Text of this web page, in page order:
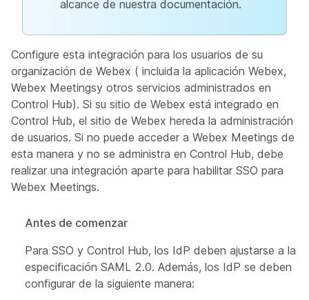
alcance de nuestra documentación.
Configure esta integración para los usuarios de su
organización de Webex ( incluida la aplicación Webex,
Webex Meetingsy otros servicios administrados en
Control Hub). Si su sitio de Webex está integrado en
Control Hub, el sitio de Webex hereda la administración
de usuarios. Si no puede acceder a Webex Meetings de
esta manera y no se administra en Control Hub, debe
realizar una integración aparte para habilitar SSO para
Webex Meetings.
Antes de comenzar
Para SSO y Control Hub, los IdP deben ajustarse a la
especificación SAML 2.0. Además, los IdP se deben
configurar de la siguiente manera: